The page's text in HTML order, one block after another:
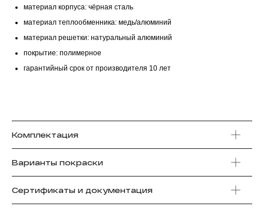
материал корпуса: чёрная сталь
материал теплообменника: медь/алюминий
материал решетки: натуральный алюминий
покрытие: полимерное
гарантийный срок от производителя 10 лет
Комплектация
Варианты покраски
Сертификаты и документация